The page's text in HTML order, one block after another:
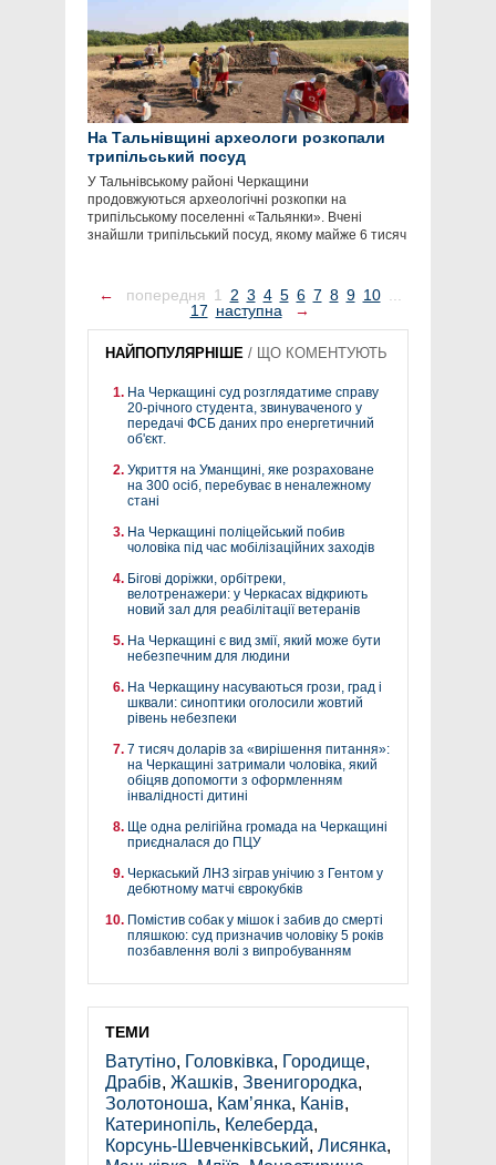
На Тальнівщині археологи розкопали
трипільський посуд
У Тальнівському районі Черкащини
продовжуються археологічні розкопки на
трипільському поселенні «Тальянки». Вчені
знайшли трипільський посуд, якому майже 6 тисяч
← попередня 1 2 3 4 5 6 7 8 9 10 ...
17 наступна →
НАЙПОПУЛЯРНІШЕ / ЩО КОМЕНТУЮТЬ
На Черкащині суд розглядатиме справу
20-річного студента, звинуваченого у
передачі ФСБ даних про енергетичний
об'єкт.
Укриття на Уманщині, яке розраховане
на 300 осіб, перебуває в неналежному
стані
На Черкащині поліцейський побив
чоловіка під час мобілізаційних заходів
Бігові доріжки, орбітреки,
велотренажери: у Черкасах відкриють
новий зал для реабілітації ветеранів
На Черкащині є вид змії, який може бути
небезпечним для людини
На Черкащину насуваються грози, град і
шквали: синоптики оголосили жовтий
рівень небезпеки
7 тисяч доларів за «вирішення питання»:
на Черкащині затримали чоловіка, який
обіцяв допомогти з оформленням
інвалідності дитині
Ще одна релігійна громада на Черкащині
приєдналася до ПЦУ
Черкаський ЛНЗ зіграв унічию з Гентом у
дебютному матчі єврокубків
Помістив собак у мішок і забив до смерті
пляшкою: суд призначив чоловіку 5 років
позбавлення волі з випробуванням
ТЕМИ
Ватутіно, Головківка, Городище,
Драбів, Жашків, Звенигородка,
Золотоноша, Кам’янка, Канів,
Катеринопіль, Келеберда,
Корсунь-Шевченківський, Лисянка,